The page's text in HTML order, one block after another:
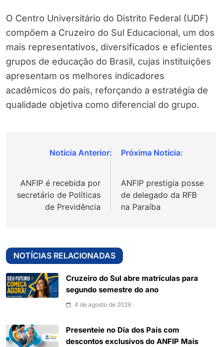
O Centro Universitário do Distrito Federal (UDF)
compõem a Cruzeiro do Sul Educacional, um dos
mais representativos, diversificados e eficientes
grupos de educação do Brasil, cujas instituições
apresentam os melhores indicadores
acadêmicos do país, reforçando a estratégia de
qualidade objetiva como diferencial do grupo.
Navegação
Post
ANFIP é recebida por
secretário de Políticas
de Previdência
ANFIP prestigia posse
de delegado da RFB
na Paraíba
NOTÍCIAS RELACIONADAS
Cruzeiro do Sul abre matrículas para
segundo semestre do ano
4 de agosto de 2026
Presenteie no Dia dos Pais com
descontos exclusivos do ANFIP Mais